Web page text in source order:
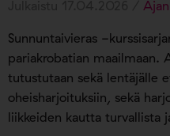
Sunnuntaivieras -
pariakrobatian maailmaan.
tutustutaan sekä lentäjälle
oheisharjoituksiin, sekä
liikkeiden kautta turvallista